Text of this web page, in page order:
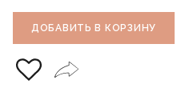
ДОБАВИТЬ В КОРЗИНУ